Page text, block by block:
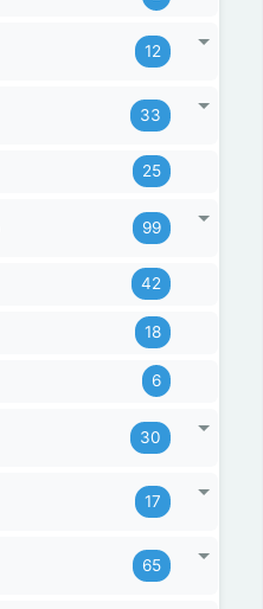
12
33
25
99
42
18
6
30
17
65